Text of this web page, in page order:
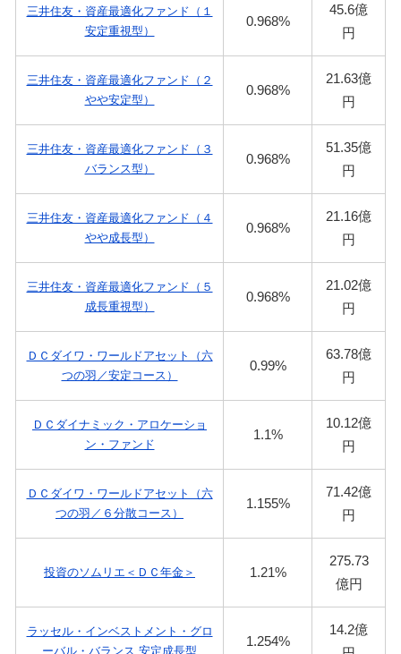
三井住友・資産最適化ファンド（１
安定重視型）
0.968%
45.6億
円
三井住友・資産最適化ファンド（２
やや安定型）
0.968%
21.63億
円
三井住友・資産最適化ファンド（３
バランス型）
0.968%
51.35億
円
三井住友・資産最適化ファンド（４
やや成長型）
0.968%
21.16億
円
三井住友・資産最適化ファンド（５
成長重視型）
0.968%
21.02億
円
ＤＣダイワ・ワールドアセット（六
つの羽／安定コース）
0.99%
63.78億
円
ＤＣダイナミック・アロケーショ
ン・ファンド
1.1%
10.12億
円
ＤＣダイワ・ワールドアセット（六
つの羽／６分散コース）
1.155%
71.42億
円
投資のソムリエ＜ＤＣ年金＞ 1.21%
275.73
億円
ラッセル・インベストメント・グロ
ーバル・バランス 安定成長型
1.254%
14.2億